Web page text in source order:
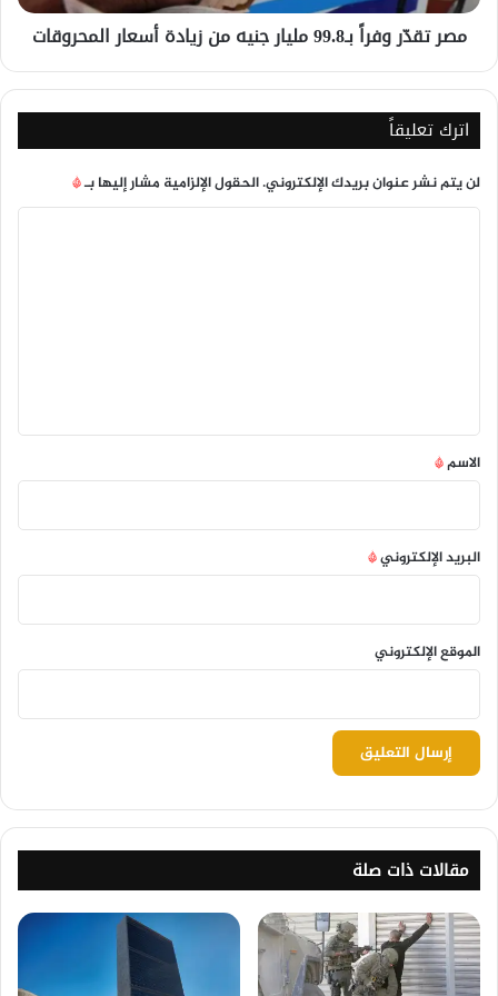
أسعار
المحروقات
مصر تقدّر وفراً بـ99.8 مليار جنيه من زيادة أسعار المحروقات
اترك تعليقاً
لن يتم نشر عنوان بريدك الإلكتروني.الحقول الإلزامية مشار إليها بـ*
*
الاسم*
البريد الإلكتروني*
الموقع الإلكتروني
مقالات ذات صلة